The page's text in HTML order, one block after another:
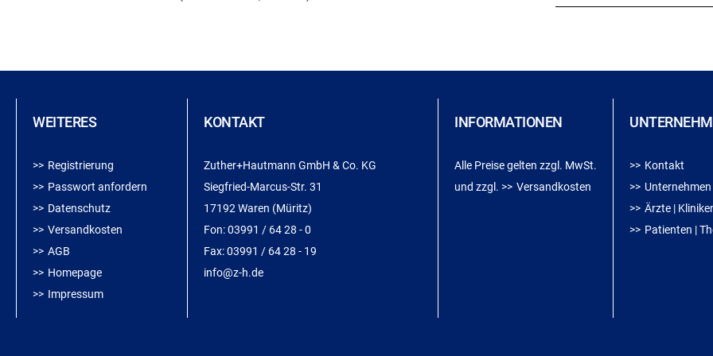
WEITERES
Registrierung
Passwort anfordern
Datenschutz
Versandkosten
AGB
Homepage
Impressum
KONTAKT
Zuther+Hautmann GmbH & Co. KG
Siegfried-Marcus-Str. 31
17192 Waren (Müritz)
Fon:03991 / 64 28 - 0
Fax:03991 / 64 28 - 19
info@z-h.de
INFORMATIONEN
Alle Preise gelten zzgl. MwSt.
und zzgl.
Versandkosten
Kontakt
Unternehmen
Ärzte |
Patienten |